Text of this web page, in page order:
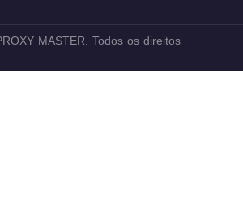
MASTER. Todos os direitos